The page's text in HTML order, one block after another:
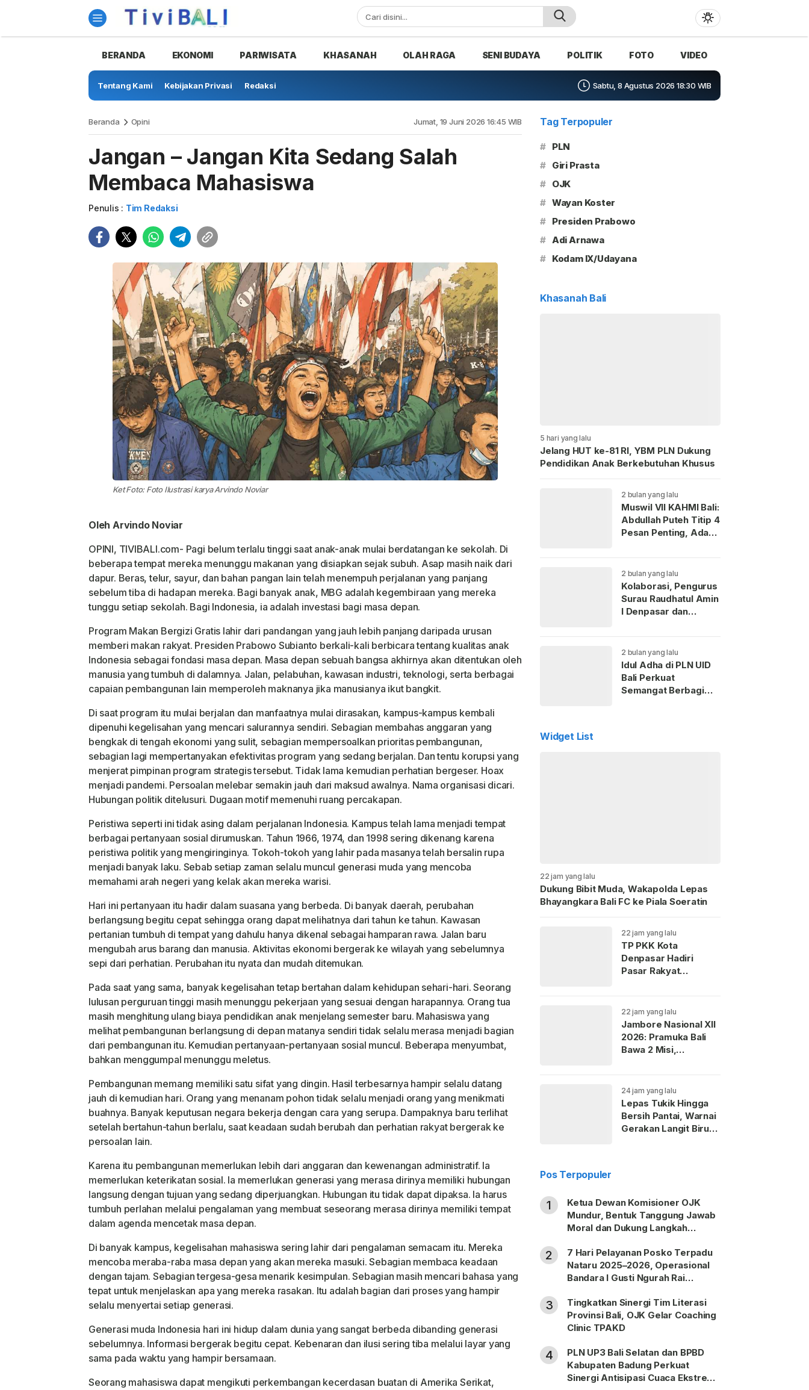
BERANDA EKONOMI PARIWISATA KHASANAH OLAH RAGA SENI BUDAYA POLITIK FOTO VIDEO
Tentang Kami Kebijakan Privasi Redaksi Sabtu, 8 Agustus 2026 18:30 WIB
Beranda Opini Jumat, 19 Juni 2026 16:45 WIB
Jangan – Jangan Kita Sedang Salah
Membaca Mahasiswa
Penulis : Tim Redaksi
Ket Foto: Foto Ilustrasi karya Arvindo Noviar
Oleh Arvindo Noviar
OPINI, TIVIBALI.com- Pagi belum terlalu tinggi saat anak-anak mulai berdatangan ke sekolah. Di
beberapa tempat mereka menunggu makanan yang disiapkan sejak subuh. Asap masih naik dari
dapur. Beras, telur, sayur, dan bahan pangan lain telah menempuh perjalanan yang panjang
sebelum tiba di hadapan mereka. Bagi banyak anak, MBG adalah kegembiraan yang mereka
tunggu setiap sekolah. Bagi Indonesia, ia adalah investasi bagi masa depan.
Program Makan Bergizi Gratis lahir dari pandangan yang jauh lebih panjang daripada urusan
memberi makan rakyat. Presiden Prabowo Subianto berkali-kali berbicara tentang kualitas anak
Indonesia sebagai fondasi masa depan. Masa depan sebuah bangsa akhirnya akan ditentukan oleh
manusia yang tumbuh di dalamnya. Jalan, pelabuhan, kawasan industri, teknologi, serta berbagai
capaian pembangunan lain memperoleh maknanya jika manusianya ikut bangkit.
Di saat program itu mulai berjalan dan manfaatnya mulai dirasakan, kampus-kampus kembali
dipenuhi kegelisahan yang mencari salurannya sendiri. Sebagian membahas anggaran yang
bengkak di tengah ekonomi yang sulit, sebagian mempersoalkan prioritas pembangunan,
sebagian lagi mempertanyakan efektivitas program yang sedang berjalan. Dan tentu korupsi yang
menjerat pimpinan program strategis tersebut. Tidak lama kemudian perhatian bergeser. Hoax
menjadi pandemi. Persoalan melebar semakin jauh dari maksud awalnya. Nama organisasi dicari.
Hubungan politik ditelusuri. Dugaan motif memenuhi ruang percakapan.
Peristiwa seperti ini tidak asing dalam perjalanan Indonesia. Kampus telah lama menjadi tempat
berbagai pertanyaan sosial dirumuskan. Tahun 1966, 1974, dan 1998 sering dikenang karena
peristiwa politik yang mengiringinya. Tokoh-tokoh yang lahir pada masanya telah bersalin rupa
menjadi banyak laku. Sebab setiap zaman selalu muncul generasi muda yang mencoba
memahami arah negeri yang kelak akan mereka warisi.
Hari ini pertanyaan itu hadir dalam suasana yang berbeda. Di banyak daerah, perubahan
berlangsung begitu cepat sehingga orang dapat melihatnya dari tahun ke tahun. Kawasan
pertanian tumbuh di tempat yang dahulu hanya dikenal sebagai hamparan rawa. Jalan baru
mengubah arus barang dan manusia. Aktivitas ekonomi bergerak ke wilayah yang sebelumnya
sepi dari perhatian. Perubahan itu nyata dan mudah ditemukan.
Pada saat yang sama, banyak kegelisahan tetap bertahan dalam kehidupan sehari-hari. Seorang
lulusan perguruan tinggi masih menunggu pekerjaan yang sesuai dengan harapannya. Orang tua
masih menghitung ulang biaya pendidikan anak menjelang semester baru. Mahasiswa yang
melihat pembangunan berlangsung di depan matanya sendiri tidak selalu merasa menjadi bagian
dari pembangunan itu. Kemudian pertanyaan-pertanyaan sosial muncul. Beberapa menyumbat,
bahkan menggumpal menunggu meletus.
Pembangunan memang memiliki satu sifat yang dingin. Hasil terbesarnya hampir selalu datang
jauh di kemudian hari. Orang yang menanam pohon tidak selalu menjadi orang yang menikmati
buahnya. Banyak keputusan negara bekerja dengan cara yang serupa. Dampaknya baru terlihat
setelah bertahun-tahun berlalu, saat keadaan sudah berubah dan perhatian rakyat bergerak ke
persoalan lain.
Karena itu pembangunan memerlukan lebih dari anggaran dan kewenangan administratif. Ia
memerlukan keterikatan sosial. Ia memerlukan generasi yang merasa dirinya memiliki hubungan
langsung dengan tujuan yang sedang diperjuangkan. Hubungan itu tidak dapat dipaksa. Ia harus
tumbuh perlahan melalui pengalaman yang membuat seseorang merasa dirinya memiliki tempat
dalam agenda mencetak masa depan.
Di banyak kampus, kegelisahan mahasiswa sering lahir dari pengalaman semacam itu. Mereka
mencoba meraba-raba masa depan yang akan mereka masuki. Sebagian membaca keadaan
dengan tajam. Sebagian tergesa-gesa menarik kesimpulan. Sebagian masih mencari bahasa yang
tepat untuk menjelaskan apa yang mereka rasakan. Itu adalah bagian dari proses yang hampir
selalu menyertai setiap generasi.
Generasi muda Indonesia hari ini hidup dalam dunia yang sangat berbeda dibanding generasi
sebelumnya. Informasi bergerak begitu cepat. Kebenaran dan ilusi sering tiba melalui layar yang
sama pada waktu yang hampir bersamaan.
Seorang mahasiswa dapat mengikuti perkembangan kecerdasan buatan di Amerika Serikat,
Tag Terpopuler
# PLN
# Giri Prasta
# OJK
# Wayan Koster
# Presiden Prabowo
# Adi Arnawa
# Kodam IX/Udayana
Khasanah Bali
5 hari yang lalu
Jelang HUT ke-81 RI, YBM PLN Dukung
Pendidikan Anak Berkebutuhan Khusus
2 bulan yang lalu
Muswil VII KAHMI Bali:
Abdullah Puteh Titip 4
Pesan Penting, Ada
2 bulan yang lalu
Kolaborasi, Pengurus
Surau Raudhatul Amin
I Denpasar dan
Hewan Kurban
2 bulan yang lalu
Idul Adha di PLN UID
Bali Perkuat
Semangat Berbagi
Widget List
22 jam yang lalu
Dukung Bibit Muda, Wakapolda Lepas
Bhayangkara Bali FC ke Piala Soeratin
22 jam yang lalu
TP PKK Kota
Denpasar Hadiri
Pasar Rakyat
22 jam yang lalu
Jambore Nasional XII
2026: Pramuka Bali
Bawa 2 Misi,
24 jam yang lalu
Lepas Tukik Hingga
Bersih Pantai, Warnai
Gerakan Langit Biru
Pos Terpopuler
1
Ketua Dewan Komisioner OJK
Mundur, Bentuk Tanggung Jawab
Moral dan Dukung Langkah
2
7 Hari Pelayanan Posko Terpadu
Nataru 2025–2026, Operasional
Bandara I Gusti Ngurah Rai
3
Tingkatkan Sinergi Tim Literasi
Provinsi Bali, OJK Gelar Coaching
Clinic TPAKD
4
PLN UP3 Bali Selatan dan BPBD
Kabupaten Badung Perkuat
Sinergi Antisipasi Cuaca Ekstrem